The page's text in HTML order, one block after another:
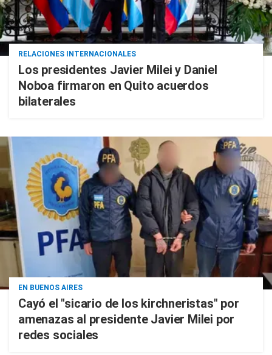
RELACIONES INTERNACIONALES
Los presidentes Javier Milei y Daniel
Noboa firmaron en Quito acuerdos
bilaterales
EN BUENOS AIRES
Cayó el "sicario de los kirchneristas" por
amenazas al presidente Javier Milei por
redes sociales